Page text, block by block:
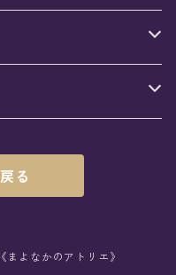
る
よなかのアトリエ》